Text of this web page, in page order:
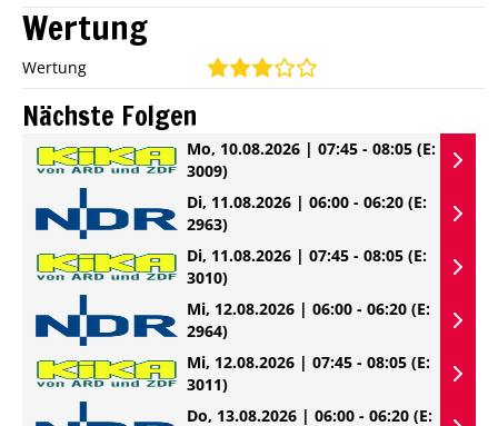
Wertung
Wertung
Nächste Folgen
Mo, 10.08.2026 | 07:45 - 08:05 (E:
3009)
Di, 11.08.2026 | 06:00 - 06:20 (E:
2963)
Di, 11.08.2026 | 07:45 - 08:05 (E:
3010)
Mi, 12.08.2026 | 06:00 - 06:20 (E:
2964)
Mi, 12.08.2026 | 07:45 - 08:05 (E:
3011)
Do, 13.08.2026 | 06:00 - 06:20 (E: